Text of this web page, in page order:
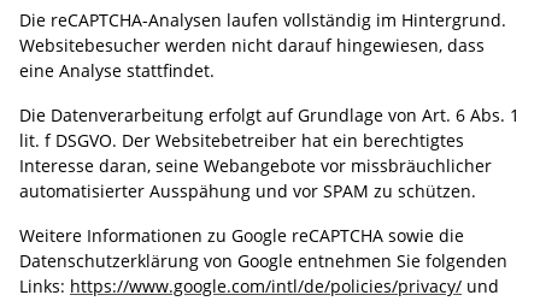
Die reCAPTCHA-Analysen laufen vollständig im Hintergrund.
Websitebesucher werden nicht darauf hingewiesen, dass
eine Analyse stattfindet.
Die Datenverarbeitung erfolgt auf Grundlage von Art. 6 Abs. 1
lit. f DSGVO. Der Websitebetreiber hat ein berechtigtes
Interesse daran, seine Webangebote vor missbräuchlicher
automatisierter Ausspähung und vor SPAM zu schützen.
Weitere Informationen zu Google reCAPTCHA sowie die
Datenschutzerklärung von Google entnehmen Sie folgenden
Links: https://www.google.com/intl/de/policies/privacy/ und